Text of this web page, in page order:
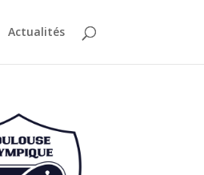
Actualités